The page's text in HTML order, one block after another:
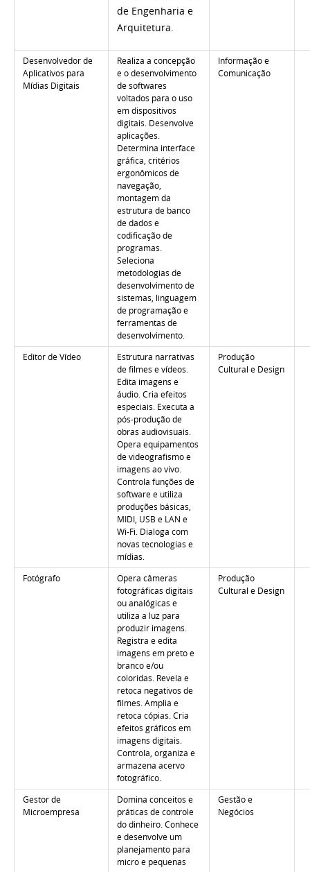
de Engenharia e
Arquitetura.
Desenvolvedor de
Aplicativos para
Mídias Digitais
Realiza a concepção
e o desenvolvimento
de softwares
voltados para o uso
em dispositivos
digitais. Desenvolve
aplicações.
Determina interface
gráfica, critérios
ergonômicos de
navegação,
montagem da
estrutura de banco
de dados e
codificação de
programas.
Seleciona
metodologias de
desenvolvimento de
sistemas, linguagem
de programação e
ferramentas de
desenvolvimento.
Informação e
Comunicação
Editor de Vídeo
Estrutura narrativas
de filmes e vídeos.
Edita imagens e
áudio. Cria efeitos
especiais. Executa a
pós-produção de
obras audiovisuais.
Opera equipamentos
de videografismo e
imagens ao vivo.
Controla funções de
software e utiliza
produções básicas,
MIDI, USB e LAN e
Wi-Fi. Dialoga com
novas tecnologias e
mídias.
Produção
Cultural e Design
Fotógrafo
Opera câmeras
fotográficas digitais
ou analógicas e
utiliza a luz para
produzir imagens.
Registra e edita
imagens em preto e
branco e/ou
coloridas. Revela e
retoca negativos de
filmes. Amplia e
retoca cópias. Cria
efeitos gráficos em
imagens digitais.
Controla, organiza e
armazena acervo
fotográfico.
Produção
Cultural e Design
Gestor de
Microempresa
Domina conceitos e
práticas de controle
do dinheiro. Conhece
e desenvolve um
planejamento para
micro e pequenas
Gestão e
Negócios